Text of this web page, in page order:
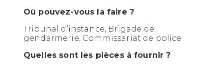
Où pouvez-vous la faire ?
Tribunal d’instance, Brigade de
gendarmerie, Commissariat de police
Quelles sont les pièces à fournir ?